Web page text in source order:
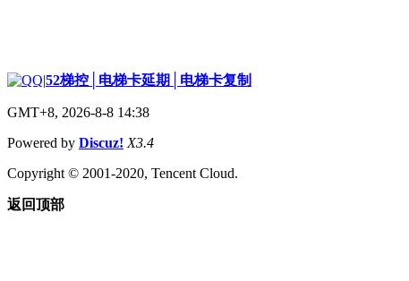
|52梯控│电梯卡延期│电梯卡复制
GMT+8, 2026-8-8 14:38
Powered by Discuz! X3.4
Copyright © 2001-2020, Tencent Cloud.
返回顶部